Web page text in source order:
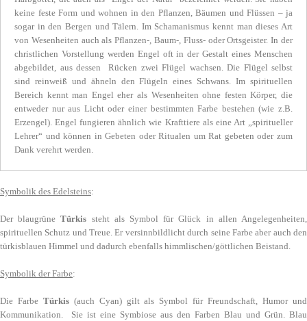
keine feste Form und wohnen in den Pflanzen, Bäumen und Flüssen – ja
sogar in den Bergen und Tälern. Im Schamanismus kennt man dieses Art
von Wesenheiten auch als Pflanzen-, Baum-, Fluss- oder Ortsgeister. In der
christlichen Vorstellung werden Engel oft in der Gestalt eines Menschen
abgebildet, aus dessen Rücken zwei Flügel wachsen. Die Flügel selbst
sind reinweiß und ähneln den Flügeln eines Schwans. Im spirituellen
Bereich kennt man Engel eher als Wesenheiten ohne festen Körper, die
entweder nur aus Licht oder einer bestimmten Farbe bestehen (wie z.B.
Erzengel). Engel fungieren ähnlich wie Krafttiere als eine Art „spiritueller
Lehrer“ und können in Gebeten oder Ritualen um Rat gebeten oder zum
Dank verehrt werden.
Symbolik des Edelsteins:
Der blaugrüneTürkis steht als Symbol für Glück in allen Angelegenheiten,
spirituellen Schutz und Treue. Er versinnbildlicht durch seine Farbe aber auch den
türkisblauen Himmel und dadurch ebenfalls himmlischen/göttlichen Beistand.
Symbolik der Farbe:
Die FarbeTürkis (auch Cyan) gilt als Symbol für Freundschaft, Humor und
Kommunikation. Sie ist eine Symbiose aus den Farben Blau und Grün. Blau